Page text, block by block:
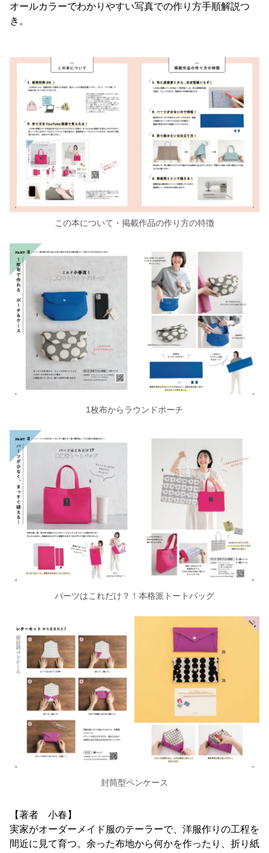
オールカラーでわかりやすい写真での作り方手順解説つ
き。
この本について・掲載作品の作り方の特徴
1枚布からラウンドポーチ
パーツはこれだけ？！本格派トートバッグ
封筒型ペンケース
【著者 小春】
実家がオーダーメイド服のテーラーで、洋服作りの工程を
間近に見て育つ。余った布地から何かを作ったり、折り紙